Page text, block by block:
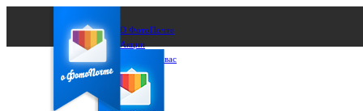
О ФотоПочте
Акции
Сделаем за вас
Бизнесу
FAQ
Франшиза